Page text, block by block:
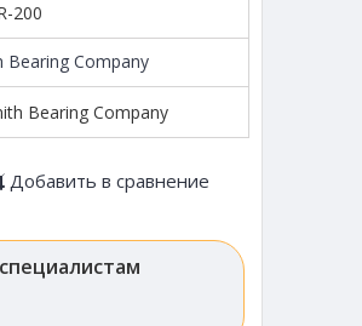
200
Bearing Company
Добавить в сравнение